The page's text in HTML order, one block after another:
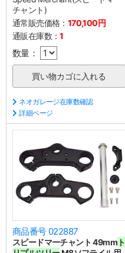
チャント)
通常販売価格： 170,100円
通販在庫数：1
数量：
ネオガレージ在庫数確認
詳細ページ
商品番号 022887
スピードマーチャント 49mm ト